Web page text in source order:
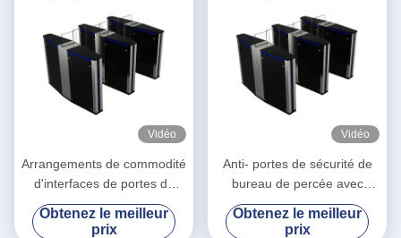
Vidéo
Arrangements de commodité
d'interfaces de portes de
sécurité de bureau d'analyse
de capteur divers
Obtenez le meilleur
prix
Vidéo
Anti- portes de sécurité de
bureau de percée avec
l'indicateur de direction de
LED
Obtenez le meilleur
prix